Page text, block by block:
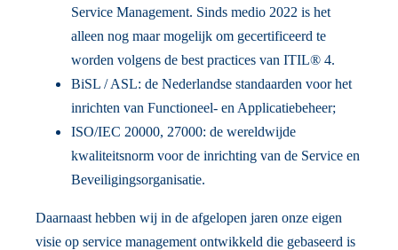
Service Management. Sinds medio 2022 is het
alleen nog maar mogelijk om gecertificeerd te
worden volgens de best practices van ITIL® 4.
BiSL / ASL: de Nederlandse standaarden voor het
inrichten van Functioneel- en Applicatiebeheer;
ISO/IEC 20000, 27000: de wereldwijde
kwaliteitsnorm voor de inrichting van de Service en
Beveiligingsorganisatie.
Daarnaast hebben wij in de afgelopen jaren onze eigen
visie op service management ontwikkeld die gebaseerd is